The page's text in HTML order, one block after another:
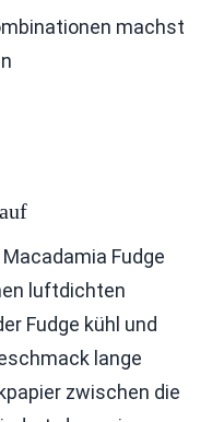
machst
Fudge
luftdichten
Fudge kühl und
lange
zwischen die